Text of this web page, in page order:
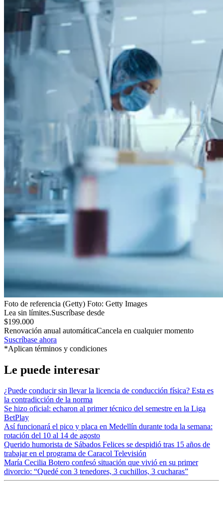
Foto de referencia (Getty) Foto: Getty Images
Lea sin límites.Suscríbase desde
$199.000
Renovación anual automáticaCancela en cualquier momento
Suscríbase ahora
*Aplican términos y condiciones
Le puede interesar
¿Puede conducir sin llevar la licencia de conducción física? Esta es
la contradicción de la norma
Se hizo oficial: echaron al primer técnico del semestre en la Liga
BetPlay
Así funcionará el pico y placa en Medellín durante toda la semana:
rotación del 10 al 14 de agosto
Querido humorista de Sábados Felices se despidió tras 15 años de
trabajar en el programa de Caracol Televisión
María Cecilia Botero confesó situación que vivió en su primer
divorcio: “Quedé con 3 tenedores, 3 cuchillos, 3 cucharas”